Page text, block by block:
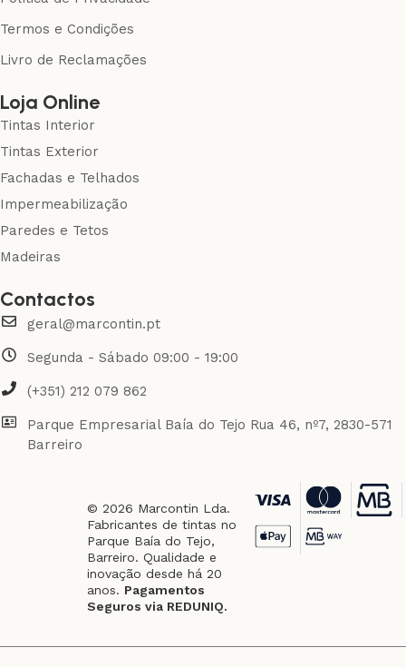
© 2026 Marcontin Lda.
Fabricantes de tintas no
Parque Baía do Tejo,
Barreiro. Qualidade e
inovação desde há 20
anos. Pagamentos
Seguros via REDUNIQ.
Termos e Condições
Livro de Reclamações
Loja Online
Tintas Interior
Tintas Exterior
Fachadas e Telhados
Impermeabilização
Paredes e Tetos
Madeiras
Contactos
geral@marcontin.pt
Segunda - Sábado 09:00 - 19:00
(+351) 212 079 862
Parque Empresarial Baía do Tejo Rua 46, nº7, 2830-571
Barreiro